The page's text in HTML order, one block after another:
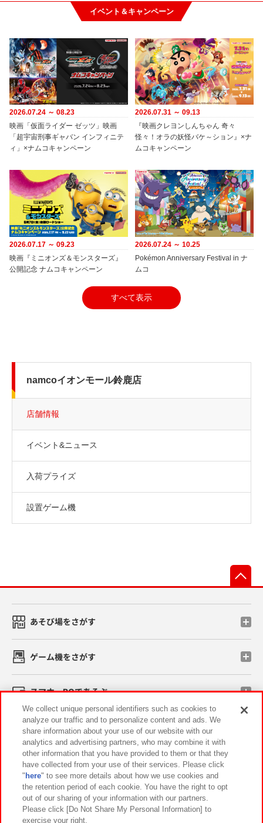
イベント＆キャンペーン
2026.07.24 ～ 08.23
映画「仮面ライダー ゼッツ」映画
「超宇宙刑事ギャバン インフィニテ
ィ」×ナムコキャンペーン
2026.07.31 ～ 09.13
『映画クレヨンしんちゃん 奇々
怪々！オラの妖怪バケ～ション』×ナ
ムコキャンペーン
2026.07.17 ～ 09.23
映画『ミニオンズ＆モンスターズ』
公開記念 ナムコキャンペーン
2026.07.24 ～ 10.25
Pokémon Anniversary Festival in ナ
ムコ
すべて表示
namcoイオンモール鈴鹿店
店舗情報
イベント&ニュース
入荷プライズ
設置ゲーム機
あそび場をさがす
ゲーム機をさがす
スマホ・PCであそぶ
イベント・キャンペーン
関連会社 サステナビリティ サイトポリシー
プライバシーポリシー ウェブアクセシビリティ方針と検証結果
お取引先さまとともに
We collect unique personal identifiers such as cookies to
analyze our traffic and to personalize content and ads. We
share information about your use of our website with our
analytics and advertising partners, who may combine it with
other information that you have provided to them or that they
have collected from your use of their services. Please click
" here" to see more details about how we use cookies and
the retention period of each cookie. You have the right to opt
out of our sharing of your information with our partners.
Please click [Do Not Share My Personal Information] to
exercise your right.